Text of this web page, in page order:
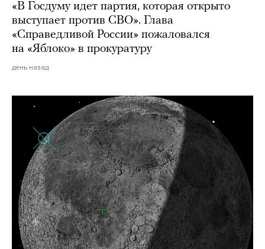
«В Госдуму идет партия, которая открыто
выступает против СВО». Глава
«Справедливой России» пожаловался
на «Яблоко» в прокуратуру
день назад